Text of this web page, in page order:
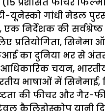
यूनेस्को गांधी मेडल
एक निर्देशक की
प्रतियोगिता, सिनेमा
का दुनिया भर से
चयन,
भाषाओं में
की फीचर और गैर-
कैलिडोस्कोप यानी